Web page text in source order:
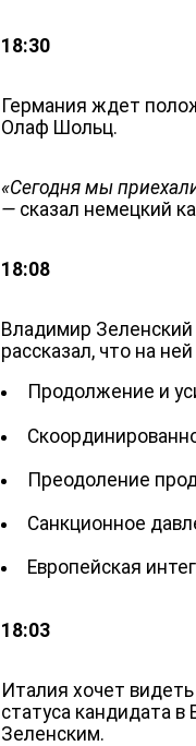
18:30
Германия ждет
Олаф Шольц.
«Сегодня мы
— сказал немецкий
18:08
Владимир
рассказал, что на
Продолжение и
Преодоление
Санкционное
Европейская
18:03
Италия хочет
статуса кандидата
Зеленским.